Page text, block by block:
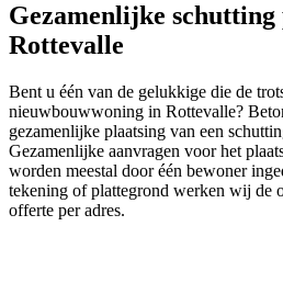
Gezamenlijke schutting
Rottevalle
Bent u één van de gelukkige die de
nieuwbouwwoning in Rottevalle?
gezamenlijke plaatsing van een
Gezamenlijke aanvragen voor het
worden meestal door één bewoner
tekening of plattegrond werken wij de
offerte per adres.